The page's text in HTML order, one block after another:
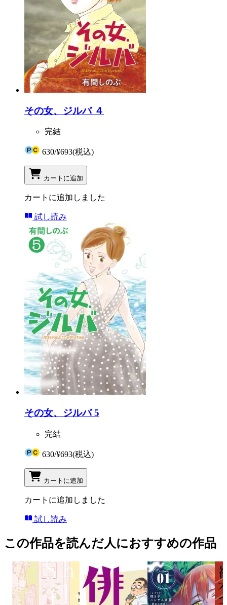
その女、ジルバ ４
完結
630/¥693(税込)
カートに追加
カートに追加しました
試し読み
その女、ジルバ 5
完結
630/¥693(税込)
カートに追加
カートに追加しました
試し読み
この作品を読んだ人におすすめの作品